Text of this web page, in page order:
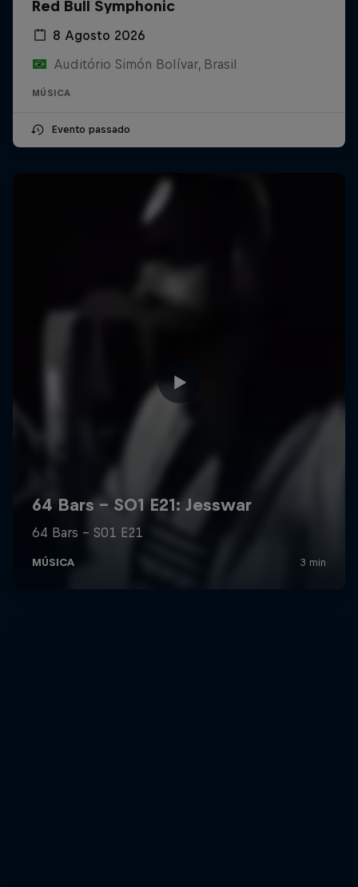
Red Bull Symphonic
8 Agosto 2026
Auditório Simón Bolívar, Brasil
MÚSICA
Evento passado